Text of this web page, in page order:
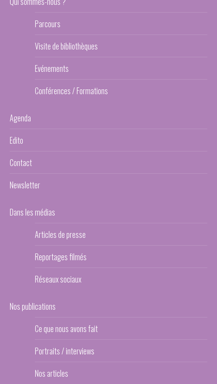
Parcours
Visite de bibliothèques
Evénements
Conférences / Formations
Agenda
Edito
Contact
Newsletter
Dans les médias
Articles de presse
Reportages filmés
Réseaux sociaux
Nos publications
Ce que nous avons fait
Portraits / interviews
Nos articles